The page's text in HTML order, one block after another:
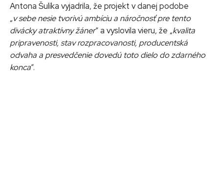
Antona Šulíka vyjadrila, že projekt v danej podobe
„v sebe nesie tvorivú ambíciu a náročnosť pre tento
divácky atraktívny žáner“ a vyslovila vieru, že „kvalita
pripravenosti, stav rozpracovanosti, producentská
odvaha a presvedčenie dovedú toto dielo do zdarného
konca“.